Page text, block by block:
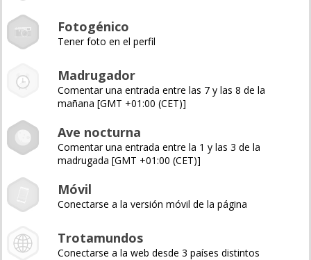
Fotogénico
Tener foto en el perfil
Madrugador
Comentar una entrada entre las 7 y las 8 de la
mañana [GMT +01:00 (CET)]
Ave nocturna
Comentar una entrada entre la 1 y las 3 de la
madrugada [GMT +01:00 (CET)]
Móvil
Conectarse a la versión móvil de la página
Trotamundos
Conectarse a la web desde 3 países distintos